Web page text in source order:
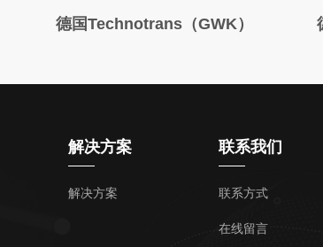
德国Technotrans（GWK）
解决方案
解决方案
联系我们
联系方式
在线留言